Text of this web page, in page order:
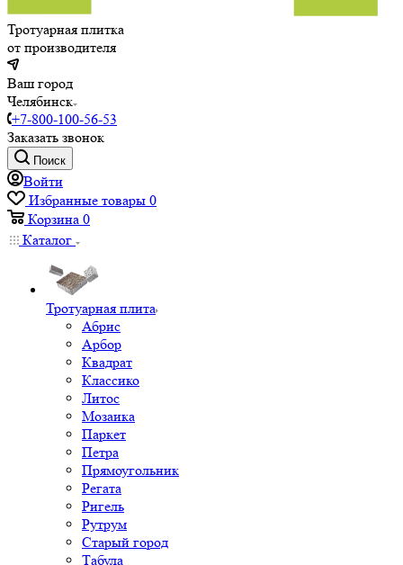
Тротуарная плитка
от производителя
Ваш город
Челябинск
+7-800-100-56-53
Заказать звонок
Поиск
Войти
Избранные товары 0
Корзина 0
Каталог
Тротуарная плита
Абрис
Арбор
Квадрат
Классико
Литос
Мозаика
Паркет
Петра
Прямоугольник
Регата
Ригель
Рутрум
Старый город
Табула